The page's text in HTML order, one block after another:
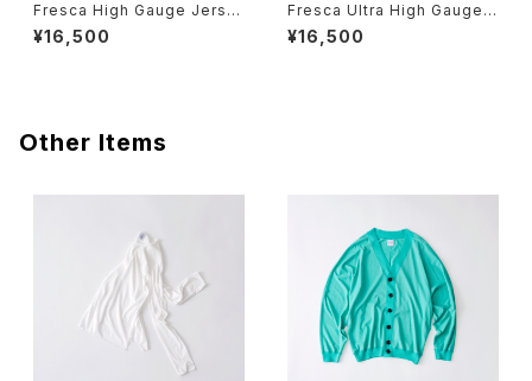
Fresca High Gauge Jerse
y Side Slits Turtle Neck L
ong Sleeve T
¥16,500
Fresca Ultra High Gauge R
ib Pleated Shoulder Short
Sleeve T
¥16,500
Other Items